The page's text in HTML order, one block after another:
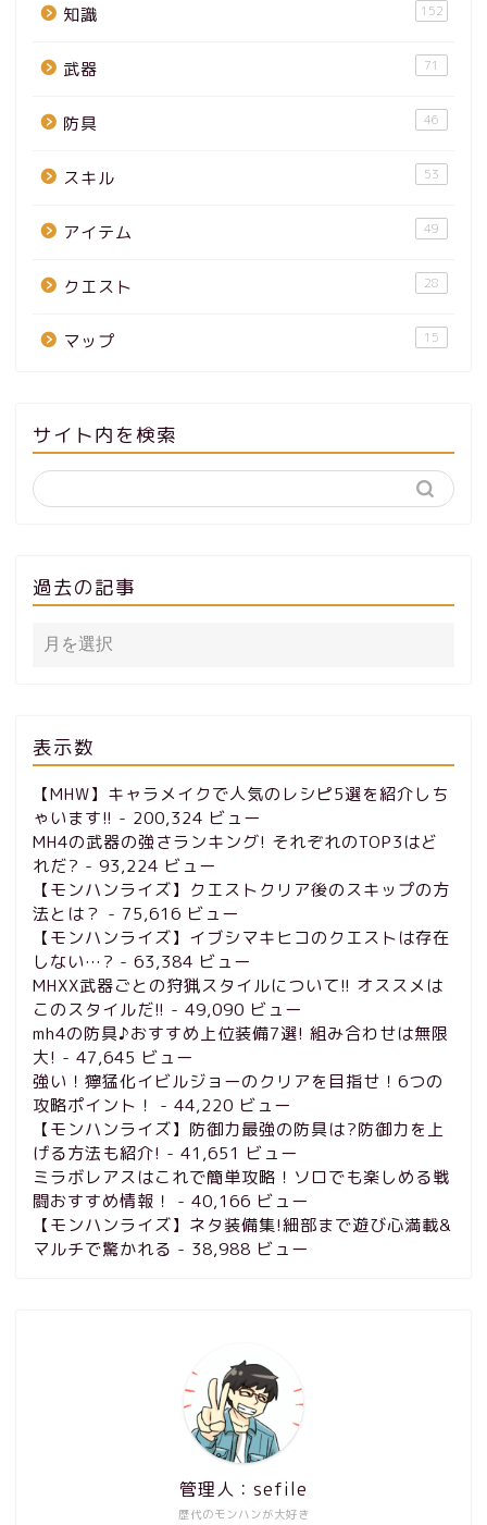
知識 152
武器 71
防具 46
スキル 53
アイテム 49
クエスト 28
マップ 15
サイト内を検索
過去の記事
表示数
【MHW】キャラメイクで人気のレシピ5選を紹介しち
ゃいます!! - 200,324 ビュー
MH4の武器の強さランキング! それぞれのTOP3はど
れだ? - 93,224 ビュー
【モンハンライズ】クエストクリア後のスキップの方
法とは？ - 75,616 ビュー
【モンハンライズ】イブシマキヒコのクエストは存在
しない…? - 63,384 ビュー
MHXX武器ごとの狩猟スタイルについて!! オススメは
このスタイルだ!! - 49,090 ビュー
mh4の防具♪おすすめ上位装備7選! 組み合わせは無限
大! - 47,645 ビュー
強い！獰猛化イビルジョーのクリアを目指せ！6つの
攻略ポイント！
- 44,220 ビュー
【モンハンライズ】防御力最強の防具は?防御力を上
げる方法も紹介! - 41,651 ビュー
ミラボレアスはこれで簡単攻略！ソロでも楽しめる戦
闘おすすめ情報！
- 40,166 ビュー
【モンハンライズ】ネタ装備集!細部まで遊び心満載&
マルチで驚かれる - 38,988 ビュー
歴代のモンハンが大好き
管理人：sefile